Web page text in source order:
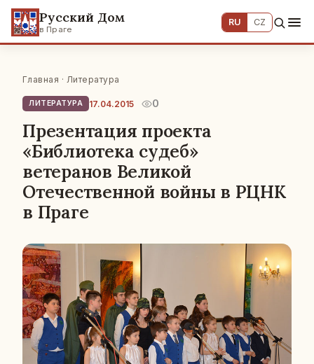
Русский Дом
в Праге
RU CZ
Главная · Литература
ЛИТЕРАТУРА 17.04.2015 0
Презентация проекта
«Библиотека судеб»
ветеранов Великой
Отечественной войны в РЦНК
в Праге